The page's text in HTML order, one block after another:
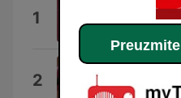
1 No Te
Jeronimo
2 MUDD